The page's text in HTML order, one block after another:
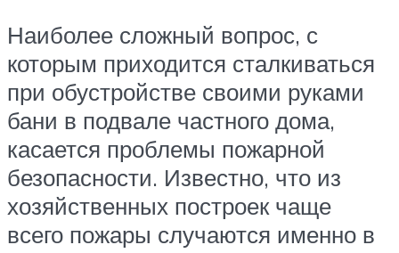
Наиболее сложный вопрос, с
которым приходится сталкиваться
при обустройстве своими руками
бани в подвале частного дома,
касается проблемы пожарной
безопасности. Известно, что из
хозяйственных построек чаще
всего пожары случаются именно в